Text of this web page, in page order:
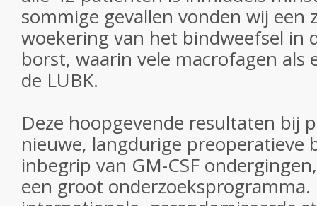
sommige gevallen vonden wij een
woekering van het bindweefsel in
borst, waarin vele macrofagen als
de LUBK.
Deze hoopgevende resultaten bij
nieuwe, langdurige preoperatieve
inbegrip van GM-CSF
een groot onderzoeksprogramma.